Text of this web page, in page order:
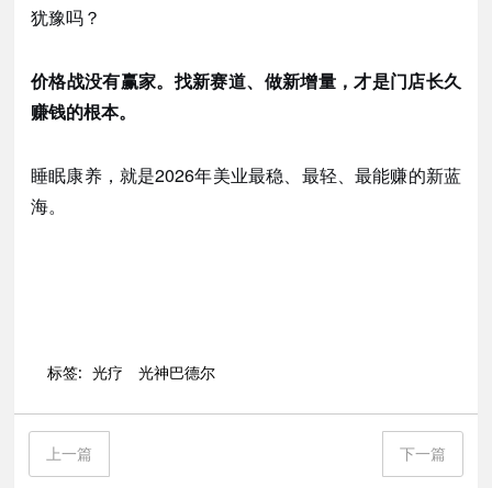
犹豫吗？
价格战没有赢家。找新赛道、做新增量，才是门店长久
赚钱的根本。
睡眠康养，就是2026年美业最稳、最轻、最能赚的新蓝
海。
标签: 光疗 光神巴德尔
上一篇 下一篇